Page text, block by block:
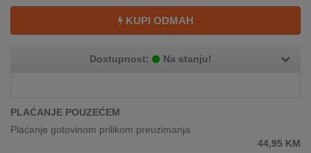
KATALOZI
KUPOVINA
INOSTRANSTVA
KUPI ODMAH
Dostupnost: Na stanju!
PLAĆANJE POUZEĆEM
Plaćanje gotovinom prilikom preuzimanja
44,95 KM